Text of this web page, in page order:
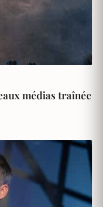
médias traînée